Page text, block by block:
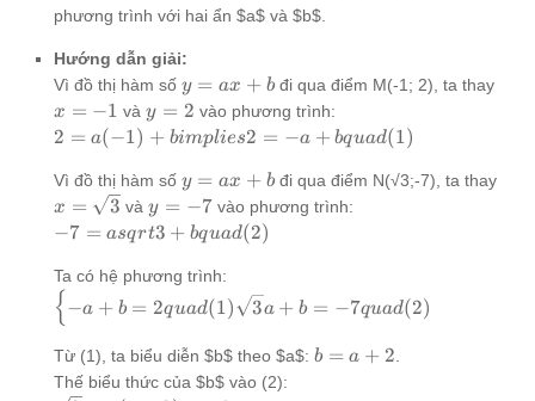
phương trình với hai ẩn $a$ và $b$.
Hướng dẫn giải:
Vì đồ thị hàm số y
=
ax
b
y = ax + bđi qua điểm M(-1; 2), ta thayx
x = −1 vày
=
y = 2 vào phương trình:
2 =
+ b
implies
2 = -a
quad
(1)
2 = a(−1) + bimplies2 = −a + bquad(1)
Vì đồ thị hàm số y
=
ax
b
y = ax + bđi qua điểm N(√3;-7), ta thayx =
x = 3 vày
=
y = −7vào phương trình:
-7 =
+ b quad
(2)
−7 = asqrt3 + bquad(2)
Ta có hệ phương trình:
\begin{cases}
-a + b = 2
quad (1)
\sqrt{3}a + b
{ −a + b = 2quad(1) 3a + b = −7quad(2)
Từ (1), ta biểu diễn $b$ theo $a$: b
b = a + 2
Thế biểu thức của $b$ vào (2):